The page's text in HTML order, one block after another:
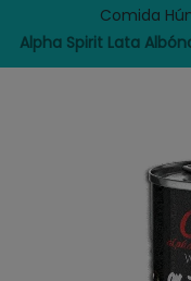
Comida
Alpha Spirit Lata